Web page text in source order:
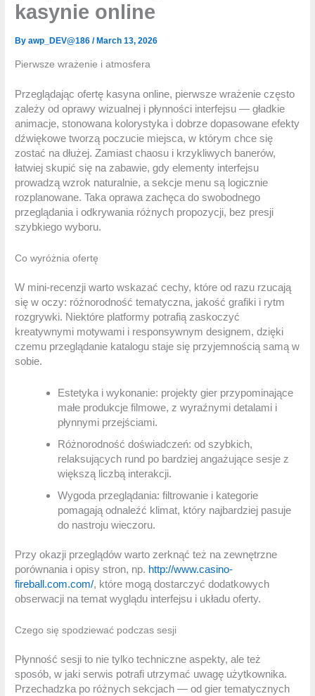
kasynie online
Byawp_DEV@186/ March 13, 2026
Pierwsze wrażenie i atmosfera
Przeglądając ofertę kasyna online, pierwsze wrażenie często
zależy od oprawy wizualnej i płynności interfejsu — gładkie
animacje, stonowana kolorystyka i dobrze dopasowane efekty
dźwiękowe tworzą poczucie miejsca, w którym chce się
zostać na dłużej. Zamiast chaosu i krzykliwych banerów,
łatwiej skupić się na zabawie, gdy elementy interfejsu
prowadzą wzrok naturalnie, a sekcje menu są logicznie
rozplanowane. Taka oprawa zachęca do swobodnego
przeglądania i odkrywania różnych propozycji, bez presji
szybkiego wyboru.
Co wyróżnia ofertę
W mini-recenzji warto wskazać cechy, które od razu rzucają
się w oczy: różnorodność tematyczna, jakość grafiki i rytm
rozgrywki. Niektóre platformy potrafią zaskoczyć
kreatywnymi motywami i responsywnym designem, dzięki
czemu przeglądanie katalogu staje się przyjemnością samą w
sobie.
Estetyka i wykonanie: projekty gier przypominające
małe produkcje filmowe, z wyraźnymi detalami i
płynnymi przejściami.
Różnorodność doświadczeń: od szybkich,
relaksujących rund po bardziej angażujące sesje z
większą liczbą interakcji.
Wygoda przeglądania: filtrowanie i kategorie
pomagają odnaleźć klimat, który najbardziej pasuje
do nastroju wieczoru.
Przy okazji przeglądów warto zerknąć też na zewnętrzne
porównania i opisy stron, np. http://www.casino-
fireball.com.com/, które mogą dostarczyć dodatkowych
obserwacji na temat wyglądu interfejsu i układu oferty.
Czego się spodziewać podczas sesji
Płynność sesji to nie tylko techniczne aspekty, ale też
sposób, w jaki serwis potrafi utrzymać uwagę użytkownika.
Przechadzka po różnych sekcjach — od gier tematycznych